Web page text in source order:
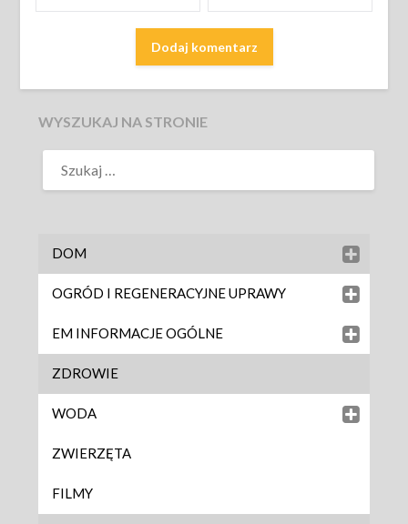
WYSZUKAJ NA STRONIE
DOM
OGRÓD I REGENERACYJNE UPRAWY
EM INFORMACJE OGÓLNE
ZDROWIE
WODA
ZWIERZĘTA
FILMY